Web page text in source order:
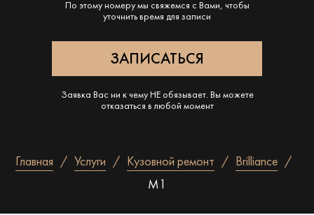
По этому номеру мы свяжемся с Вами, чтобы
уточнить время для записи
Заявка Вас ни к чему НЕ обязывает. Вы можете
отказаться в любой момент
Главная Услуги Кузовной ремонт
Brilliance
M1